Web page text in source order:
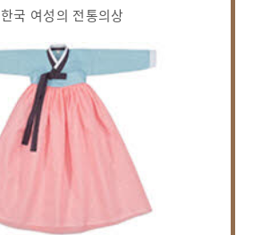
한국 여성의 전통의상